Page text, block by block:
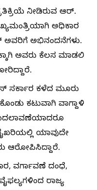
ನೀಡಿರುವ ಆರ್.
ಅಧಿಕಾರ
ಅವರಿಗೆ ಅಭಿನಂದನೆಗಳು.
ಅವರು ಕೆಲಸ ಮಾಡಲಿ
ಸರ್ಕಾರ ಕಳೆದ ಮೂರು
ಕಟುವಾಗಿ ವಾಗ್ದಾಳಿ
ಬದಲಾವಣೆಯಾದರೂ
ಯಾವುದೇ
ಆರೋಪಿಸಿದ್ದಾರೆ.
ವರ್ಗಾವಣೆ ದಂಧೆ,
ರಾಜ್ಯ